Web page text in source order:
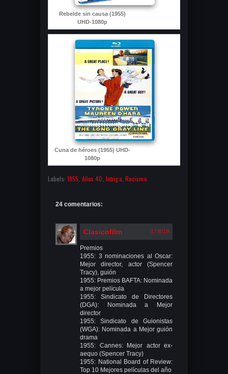
Rebelde sin causa (1955)
UHD-1080p
Cuna de héroes (1955) UHD-
1080p
Labels: 1955 Años 40 Intriga Racismo
24 comentarios:
Clasicofilm 17/6/19
Premios
1955: 3 nominaciones al Oscar:
Mejor director, actor (Spencer
Tracy), guión
1955: Premios BAFTA: Nominada
a mejor película
1955: Sindicato de Directores
(DGA): Nominada a Mejor
director
1955: Sindicato de Guionistas
(WGA): Nominada a Mejor guión
drama
1955: Cannes: Mejor actor ex-
aequo (Spencer Tracy)
1955: National Board of Review:
Top 10 Mejores películas del año